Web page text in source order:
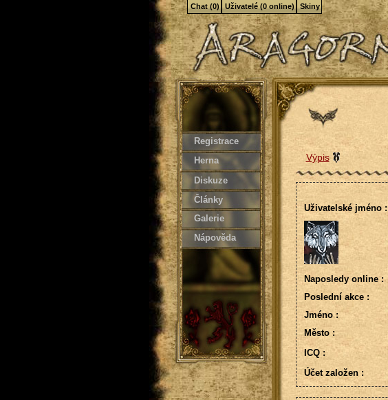
Registrace
Herna
Diskuze
Články
Galerie
Nápověda
Výpis
Uživatelské jméno :
Naposledy online :
Poslední akce :
Jméno :
Město :
ICQ :
Účet založen :
Chat (0) Uživatelé (0 online) Skiny